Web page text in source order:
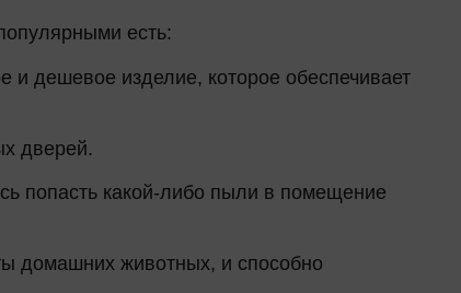
Пластиковые окна
есть:
и дешевое изделие, которое обеспечивает
дверей.
попасть какой-либо пыли в помещение
домашних животных, и способно